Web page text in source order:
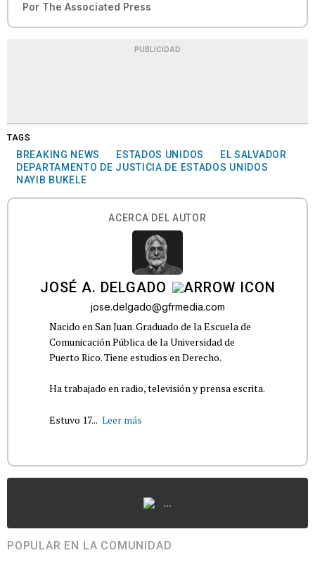
Por The Associated Press
PUBLICIDAD
TAGS
BREAKING NEWS ESTADOS UNIDOS
EL SALVADOR
DEPARTAMENTO DE JUSTICIA DE ESTADOS UNIDOS
NAYIB BUKELE
ACERCA DEL AUTOR
JOSÉ A. DELGADO
jose.delgado@gfrmedia.com
Nacido en San Juan. Graduado de la Escuela de
Comunicación Pública de la Universidad de
Puerto Rico. Tiene estudios en Derecho.
Ha trabajado en radio, televisión y prensa escrita.
Estuvo 17... Leer más
...
POPULAR EN LA COMUNIDAD